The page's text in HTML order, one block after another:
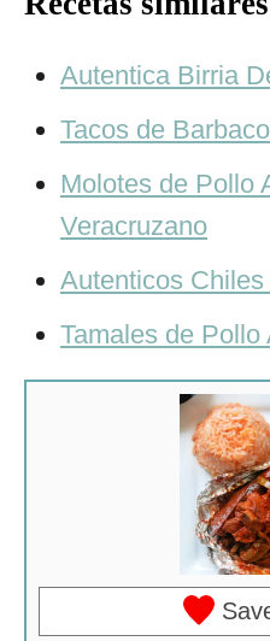
Autentica Birria
Tacos de
Molotes de Pollo
Veracruzano
Autenticos
Tamales de